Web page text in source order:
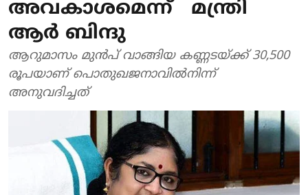
അവകാശമെന്ന് മന്ത്രി
ആര്‍ ബിന്ദു
ആറുമാസം മുന്‍പ് വാങ്ങിയ കണ്ണടയ്ക്ക് 30,500
രൂപയാണ് പൊതുഖജനാവില്‍നിന്ന്
അനുവദിച്ചത്